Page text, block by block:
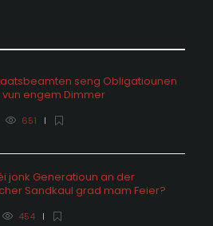
seng Obligatiounen
vun engem Dimmer
651
jonk Generatioun an der
Sandkaul grad mam Feier?
454